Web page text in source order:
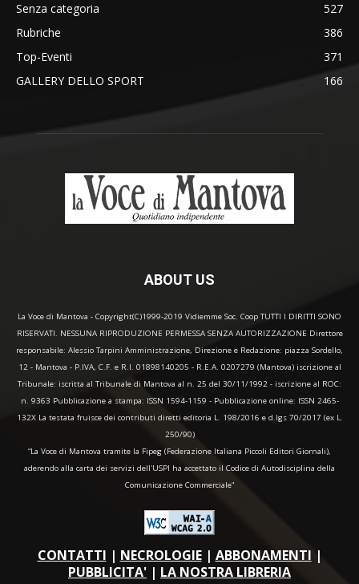
Senza categoria
527
Rubriche
386
Top-Eventi
371
GALLERY DELLO SPORT
166
ABOUT US
La Voce di Mantova - Copyright(C)1999-2019 Vidiemme Soc. Coop TUTTI I DIRITTI SONO
RISERVATI. NESSUNA RIPRODUZIONE PERMESSA SENZA AUTORIZZAZIONE Direttore
responsabile: Alessio Tarpini Amministrazione, Direzione e Redazione: piazza Sordello,
12 - Mantova - P.IVA, C.F. e R.I. 01898140205 - R.E.A. 0207279 (Mantova) iscrizione al
Tribunale: iscritta al Tribunale di Mantova al n. 25 del 30/11/1992 - iscrizione al ROC:
n. 9363 Pubblicazione a stampa: ISSN 1594-1159 - Pubblicazione online: ISSN 2465-
132X La testata fruisce dei contributi diretti editoria L. 198/2016 e d.lgs 70/2017 (ex L.
250/90)
“La Voce di Mantova tramite la Fipeg (Federazione Italiana Piccoli Editori Giornali),
aderendo alla carta dei servizi dell'USPI ha accettato il Codice di Autodisciplina della
Comunicazione Commerciale"
CONTATTI | NECROLOGIE| ABBONAMENTI |
PUBBLICITA' | LA NOSTRA LIBRERIA